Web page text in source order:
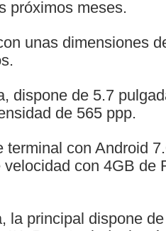
próximos meses.
unas dimensiones
dispone de 5.7
de 565 ppp.
terminal con Android
con 4GB de
la principal dispone